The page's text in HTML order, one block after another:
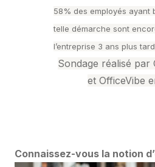
58% des employés ayant
telle démarche sont
l’entreprise 3 ans plus
Sondage réalisé par
et OfficeVibe
Connaissez-vous la notion